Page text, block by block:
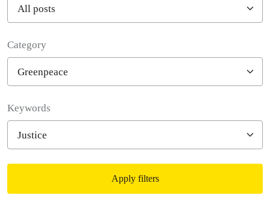
Category
Keywords
Apply filters